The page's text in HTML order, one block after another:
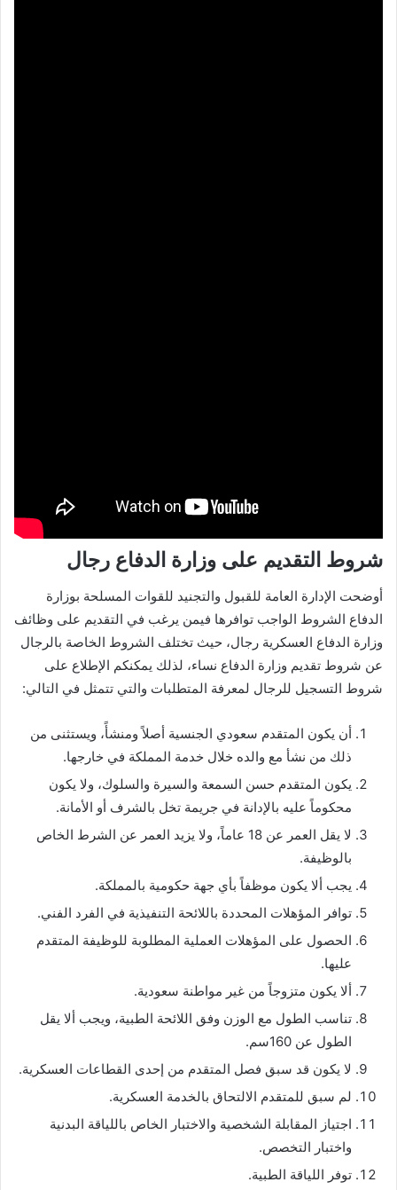
شروط التقديم على وزارة الدفاع رجال
أوضحت الإدارة العامة للقبول والتجنيد للقوات المسلحة بوزارة
الدفاع الشروط الواجب توافرها فيمن يرغب في التقديم على وظائف
وزارة الدفاع العسكرية رجال، حيث تختلف الشروط الخاصة بالرجال
عن شروط تقديم وزارة الدفاع نساء، لذلك يمكنكم الإطلاع على
شروط التسجيل للرجال لمعرفة المتطلبات والتي تتمثل في التالي:
أن يكون المتقدم سعودي الجنسية أصلاً ومنشأً، ويستثنى من
ذلك من نشأ مع والده خلال خدمة المملكة في خارجها.
يكون المتقدم حسن السمعة والسيرة والسلوك، ولا يكون
محكوماً عليه بالإدانة في جريمة تخل بالشرف أو الأمانة.
لا يقل العمر عن 18 عاماً، ولا يزيد العمر عن الشرط الخاص
بالوظيفة.
يجب ألا يكون موظفاً بأي جهة حكومية بالمملكة.
توافر المؤهلات المحددة باللائحة التنفيذية في الفرد الفني.
الحصول على المؤهلات العملية المطلوبة للوظيفة المتقدم
عليها.
ألا يكون متزوجاً من غير مواطنة سعودية.
تناسب الطول مع الوزن وفق اللائحة الطبية، ويجب ألا يقل
الطول عن 160سم.
لا يكون قد سبق فصل المتقدم من إحدى القطاعات العسكرية.
لم سبق للمتقدم الالتحاق بالخدمة العسكرية.
اجتياز المقابلة الشخصية والاختبار الخاص باللياقة البدنية
واختبار التخصص.
توفر اللياقة الطبية.